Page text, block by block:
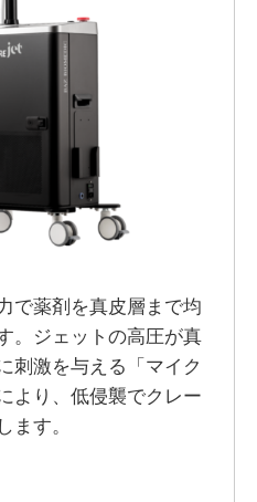
で薬剤を真皮層まで均
。ジェットの高圧が真
刺激を与える「マイク
より、低侵襲でクレー
ます。